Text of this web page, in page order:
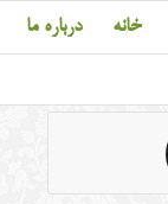
خانه درباره ما